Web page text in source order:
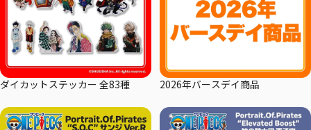
ダイカットステッカー 全83種 2026年バースデイ商品